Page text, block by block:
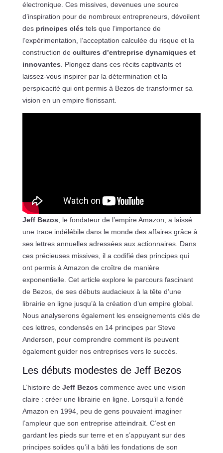
électronique. Ces missives, devenues une source
d’inspiration pour de nombreux entrepreneurs, dévoilent
des principes clés tels que l’importance de
l’expérimentation, l’acceptation calculée du risque et la
construction de cultures d’entreprise dynamiques et
innovantes . Plongez dans ces récits captivants et
laissez-vous inspirer par la détermination et la
perspicacité qui ont permis à Bezos de transformer sa
vision en un empire florissant.
Jeff Bezos , le fondateur de l’empire Amazon, a laissé
une trace indélébile dans le monde des affaires grâce à
ses lettres annuelles adressées aux actionnaires. Dans
ces précieuses missives, il a codifié des principes qui
ont permis à Amazon de croître de manière
exponentielle. Cet article explore le parcours fascinant
de Bezos, de ses débuts audacieux à la tête d’une
librairie en ligne jusqu’à la création d’un empire global.
Nous analyserons également les enseignements clés de
ces lettres, condensés en 14 principes par Steve
Anderson, pour comprendre comment ils peuvent
également guider nos entreprises vers le succès.
Les débuts modestes de Jeff Bezos
L’histoire de Jeff Bezos commence avec une vision
claire : créer une librairie en ligne. Lorsqu’il a fondé
Amazon en 1994, peu de gens pouvaient imaginer
l’ampleur que son entreprise atteindrait. C’est en
gardant les pieds sur terre et en s’appuyant sur des
principes solides qu’il a bâti les fondations de son